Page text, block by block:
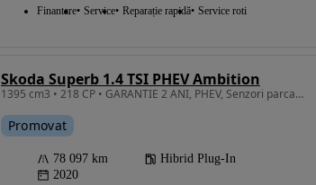
Finantare Service Reparație rapidă Service roti
Skoda Superb 1.4 TSI PHEV Ambition
1395 cm3 • 218 CP • GARANTIE 2 ANI, PHEV, Senzori parcare, LED, Scaune incalzite
Promovat
78 097 km
Hibrid Plug-In
2020